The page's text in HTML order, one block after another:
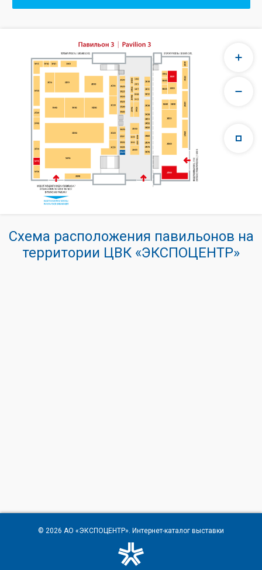
Схема расположения павильонов на
территории ЦВК «ЭКСПОЦЕНТР»
© 2026 АО «ЭКСПОЦЕНТР». Интернет-каталог выставки